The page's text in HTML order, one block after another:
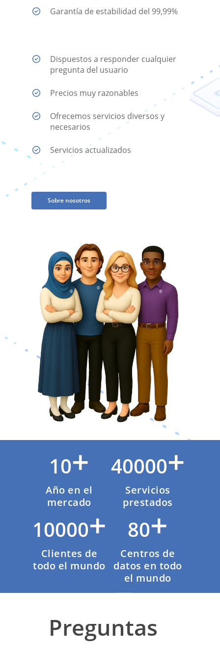
Garantía de estabilidad del 99,99%
Dispuestos a responder cualquier
pregunta del usuario
Precios muy razonables
Ofrecemos servicios diversos y
necesarios
Servicios actualizados
Sobre nosotros
10+
Año en el
mercado
40000+
Servicios
prestados
10000+
Clientes de
todo el mundo
80+
Centros de
datos en todo
el mundo
Preguntas